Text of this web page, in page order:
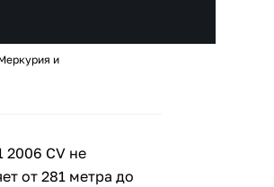
и
2006 CV не
от 281 метра до